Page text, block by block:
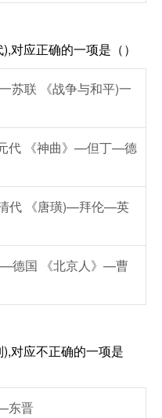
对应正确的一项是（）
和平)一
—德
—英
人》—曹
对应不正确的一项是
东晋